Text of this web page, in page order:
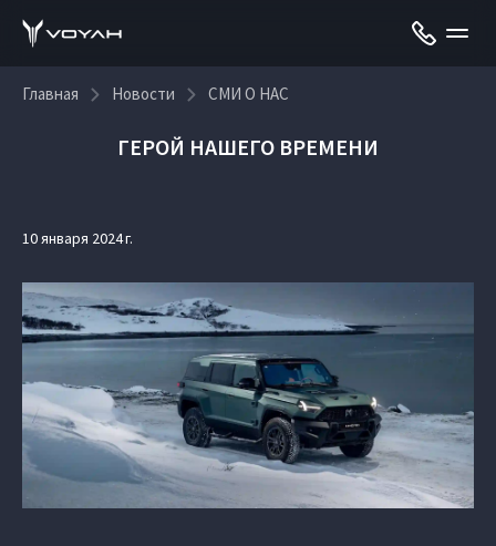
Главная Новости СМИ О НАС
ГЕРОЙ НАШЕГО ВРЕМЕНИ
10 января 2024 г.